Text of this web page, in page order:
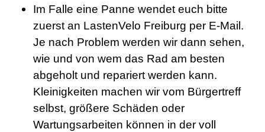
Im Falle eine Panne wendet euch bitte
zuerst an LastenVelo Freiburg per E-Mail.
Je nach Problem werden wir dann sehen,
wie und von wem das Rad am besten
abgeholt und repariert werden kann.
Kleinigkeiten machen wir vom Bürgertreff
selbst, größere Schäden oder
Wartungsarbeiten können in der voll